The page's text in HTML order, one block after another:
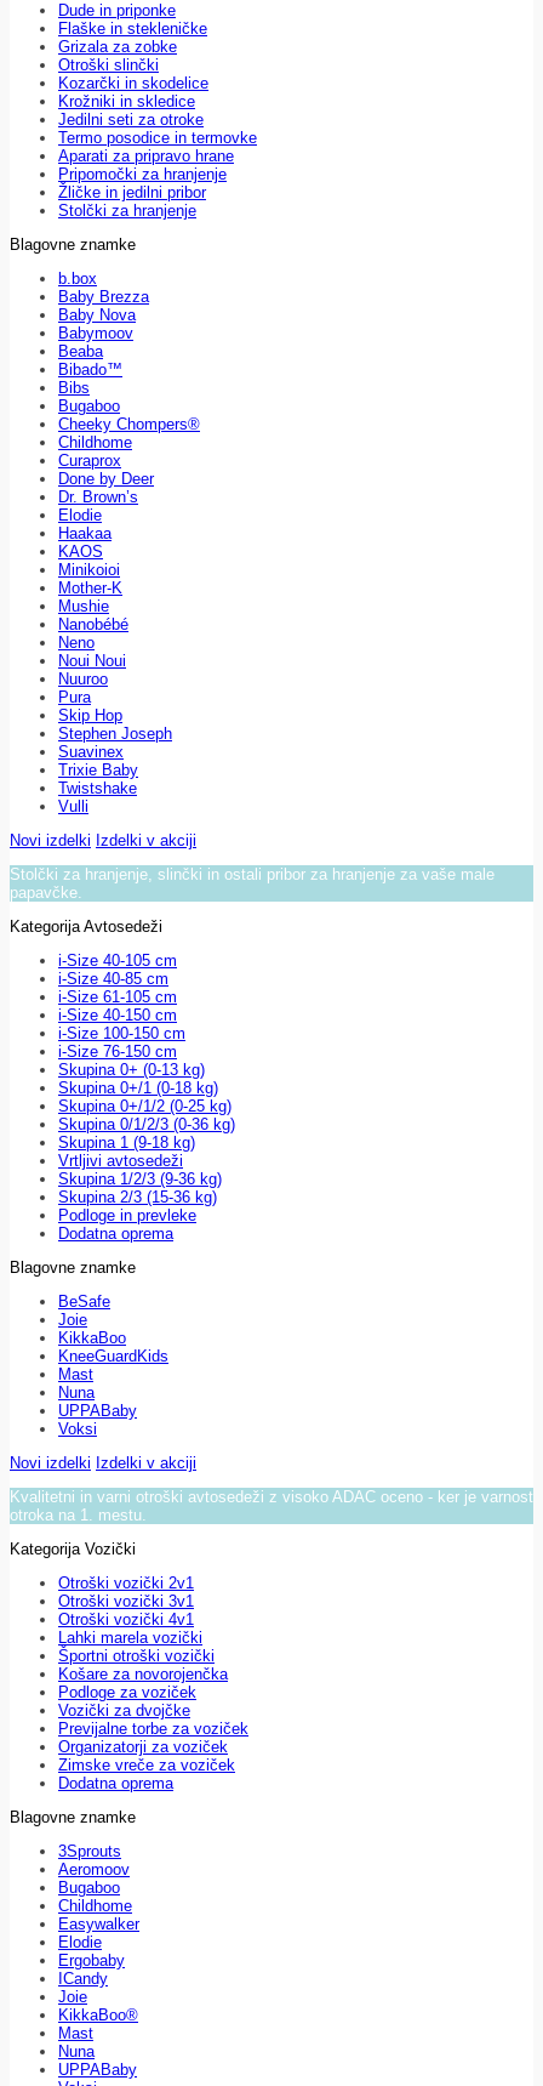
Dude in priponke
Flaške in stekleničke
Grizala za zobke
Otroški slinčki
Kozarčki in skodelice
Krožniki in skledice
Jedilni seti za otroke
Termo posodice in termovke
Aparati za pripravo hrane
Pripomočki za hranjenje
Žličke in jedilni pribor
Stolčki za hranjenje
Blagovne znamke
b.box
Baby Brezza
Baby Nova
Babymoov
Beaba
Bibado™
Bibs
Bugaboo
Cheeky Chompers®
Childhome
Curaprox
Done by Deer
Dr. Brown’s
Elodie
Haakaa
KAOS
Minikoioi
Mother-K
Mushie
Nanobébé
Neno
Noui Noui
Nuuroo
Pura
Skip Hop
Stephen Joseph
Suavinex
Trixie Baby
Twistshake
Vulli
Novi izdelki Izdelki v akciji
Stolčki za hranjenje, slinčki in ostali pribor za hranjenje za vaše male
papavčke.
Kategorija Avtosedeži
i-Size 40-105 cm
i-Size 40-85 cm
i-Size 61-105 cm
i-Size 40-150 cm
i-Size 100-150 cm
i-Size 76-150 cm
Skupina 0+ (0-13 kg)
Skupina 0+/1 (0-18 kg)
Skupina 0+/1/2 (0-25 kg)
Skupina 0/1/2/3 (0-36 kg)
Skupina 1 (9-18 kg)
Vrtljivi avtosedeži
Skupina 1/2/3 (9-36 kg)
Skupina 2/3 (15-36 kg)
Podloge in prevleke
Dodatna oprema
Blagovne znamke
BeSafe
Joie
KikkaBoo
KneeGuardKids
Mast
Nuna
UPPABaby
Voksi
Novi izdelki Izdelki v akciji
Kvalitetni in varni otroški avtosedeži z visoko ADAC oceno - ker je varnost
otroka na 1. mestu.
Kategorija Vozički
Otroški vozički 2v1
Otroški vozički 3v1
Otroški vozički 4v1
Lahki marela vozički
Športni otroški vozički
Košare za novorojenčka
Podloge za voziček
Vozički za dvojčke
Previjalne torbe za voziček
Organizatorji za voziček
Zimske vreče za voziček
Dodatna oprema
Blagovne znamke
3Sprouts
Aeromoov
Bugaboo
Childhome
Easywalker
Elodie
Ergobaby
ICandy
Joie
KikkaBoo®
Mast
Nuna
UPPABaby